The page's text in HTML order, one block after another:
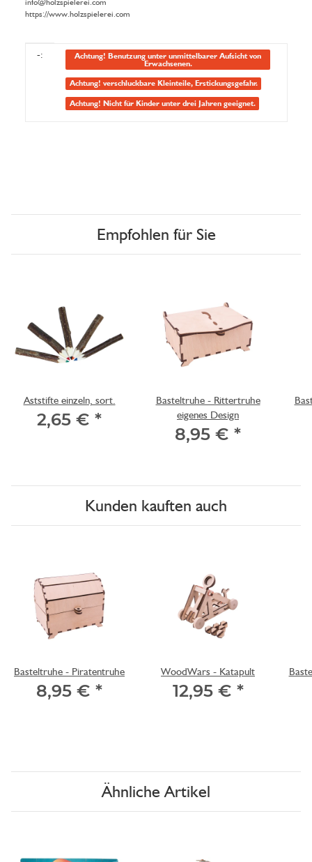
https://www.holzspielerei.com
Produkteigenschaft
Wert
-: Achtung! Benutzung unter unmittelbarer Aufsicht von
Erwachsenen.
Achtung! verschluckbare Kleinteile, Erstickungsgefahr.
Achtung! Nicht für Kinder unter drei Jahren geeignet.
Empfohlen für Sie
Aststifte einzeln, sort.
2,65 € *
Basteltruhe - Rittertruhe
eigenes Design
8,95 € *
Kunden kauften auch
Basteltruhe - Piratentruhe
8,95 € *
WoodWars - Katapult
12,95 € *
Ähnliche Artikel